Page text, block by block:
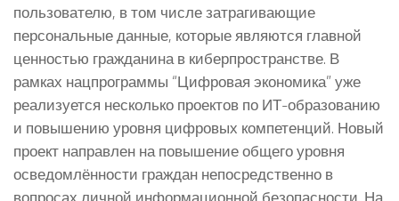
пользователю, в том числе затрагивающие
персональные данные, которые являются главной
ценностью гражданина в киберпространстве. В
рамках нацпрограммы “Цифровая экономика” уже
реализуется несколько проектов по ИТ-образованию
и повышению уровня цифровых компетенций. Новый
проект направлен на повышение общего уровня
осведомлённости граждан непосредственно в